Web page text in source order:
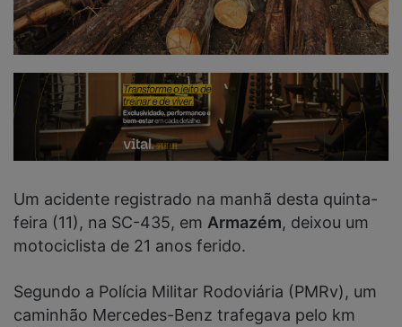
Um acidente registrado na manhã desta quinta-
feira (11), na SC-435, em Armazém, deixou um
motociclista de 21 anos ferido.
Segundo a Polícia Militar Rodoviária (PMRv), um
caminhão Mercedes-Benz trafegava pelo km